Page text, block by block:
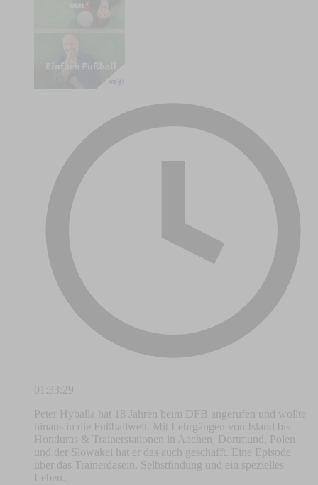
01:33:29
Peter Hyballa hat 18 Jahren beim DFB angerufen und wollte
hinaus in die Fußballwelt. Mit Lehrgängen von Island bis
Honduras & Trainerstationen in Aachen, Dortmund, Polen
und der Slowakei hat er das auch geschafft. Eine Episode
über das Trainerdasein, Selbstfindung und ein spezielles
Leben.